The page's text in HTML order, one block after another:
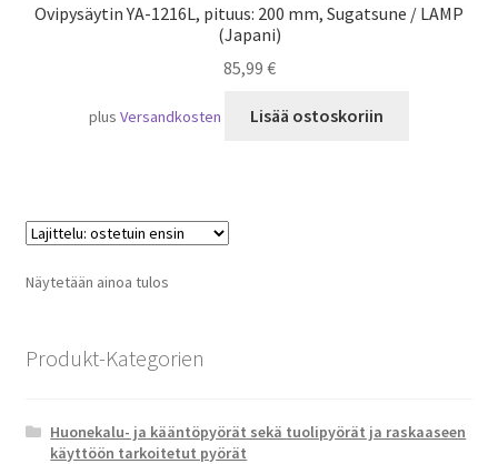
Ovipysäytin YA-1216L, pituus: 200 mm, Sugatsune / LAMP
(Japani)
85,99 €
plusVersandkosten Lisää ostoskoriin
Näytetään ainoa tulos
Produkt-Kategorien
Huonekalu- ja kääntöpyörät sekä tuolipyörät ja raskaaseen
käyttöön tarkoitetut pyörät